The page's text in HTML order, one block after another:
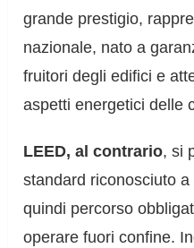
grande prestigio,
nazionale, nato a
fruitori degli edifici e
aspetti energetici delle
LEED, al contrario, si
standard riconosciuto
quindi percorso
operare fuori confine.